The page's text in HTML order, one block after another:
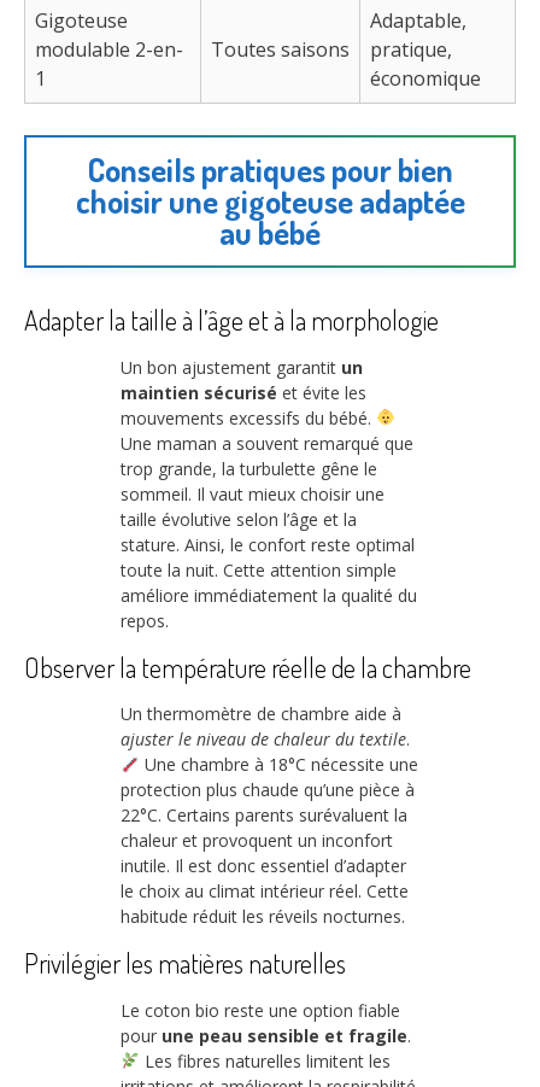
Gigoteuse
modulable 2-en-
1
Toutes saisons
Adaptable,
pratique,
économique
Conseils pratiques pour bien
choisir une gigoteuse adaptée
au bébé
Adapter la taille à l’âge et à la morphologie
Un bon ajustement garantit un
maintien sécurisé et évite les
mouvements excessifs du bébé.
Une maman a souvent remarqué que
trop grande, la turbulette gêne le
sommeil. Il vaut mieux choisir une
taille évolutive selon l’âge et la
stature. Ainsi, le confort reste optimal
toute la nuit. Cette attention simple
améliore immédiatement la qualité du
repos.
Observer la température réelle de la chambre
Un thermomètre de chambre aide à
ajuster le niveau de chaleur du textile.
Une chambre à 18°C nécessite une
protection plus chaude qu’une pièce à
22°C. Certains parents surévaluent la
chaleur et provoquent un inconfort
inutile. Il est donc essentiel d’adapter
le choix au climat intérieur réel. Cette
habitude réduit les réveils nocturnes.
Privilégier les matières naturelles
Le coton bio reste une option fiable
pour une peau sensible et fragile.
Les fibres naturelles limitent les